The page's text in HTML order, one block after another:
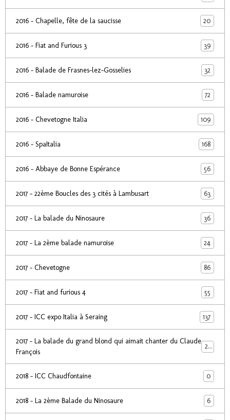
2016 - Chapelle, fête de la saucisse 20
2016 - Fiat and Furious 3 39
2016 - Balade de Frasnes-lez-Gosselies 32
2016 - Balade namuroise 72
2016 - Chevetogne Italia 109
2016 - SpaItalia 168
2016 - Abbaye de Bonne Espérance 56
2017 - 22ème Boucles des 3 cités à Lambusart 63
2017 - La balade du Ninosaure 36
2017 - La 2ème balade namuroise 24
2017 - Chevetogne 86
2017 - Fiat and furious 4 55
2017 - ICC expo Italia à Seraing 137
2017 - La balade du grand blond qui aimait chanter du Claude
François
24
2018 - ICC Chaudfontaine 0
2018 - La 2ème Balade du Ninosaure 6